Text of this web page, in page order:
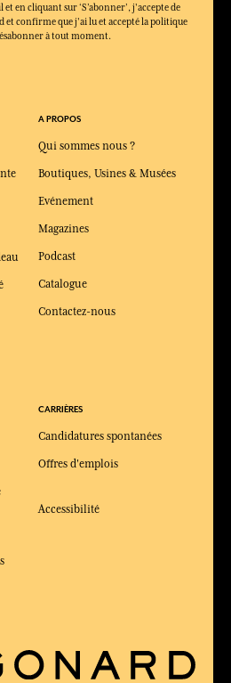
en cliquant sur ‘S’abonner’, j'accepte de
et confirme que j'ai lu et accepté la politique
à tout moment.
A PROPOS
Qui sommes nous ?
Boutiques, Usines & Musées
Evénement
Magazines
Podcast
Catalogue
Contactez-nous
CARRIÈRES
Candidatures spontanées
Offres d'emplois
Accessibilité